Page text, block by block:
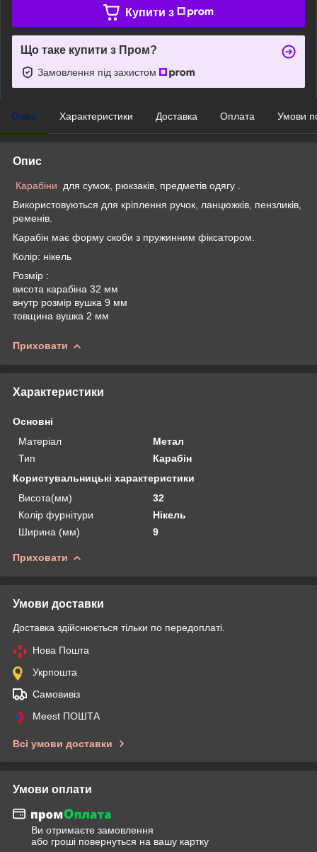
Купити з
Що таке купити з Пром?
Замовлення під захистом
Опис Характеристики Доставка Оплата Умови
Опис
Карабіни для сумок, рюкзаків, предметів одягу .
Використовуються для кріплення ручок, ланцюжків, пензликів,
ременів.
Карабін має форму скоби з пружинним фіксатором.
Колір: нікель
Розмір :
висота карабіна 32 мм
внутр розмір вушка 9 мм
товщина вушка 2 мм
Приховати
Характеристики
Основні
Матеріал
Метал
Тип
Карабін
Користувальницькі характеристики
Висота(мм)
32
Колір фурнітури
Нікель
Ширина (мм)
9
Приховати
Умови доставки
Доставка здійснюється тільки по передоплаті.
Нова Пошта
Укрпошта
Самовивіз
Meest ПОШТА
Всі умови доставки
Умови оплати
Ви отримаєте замовлення
або гроші повернуться на вашу картку